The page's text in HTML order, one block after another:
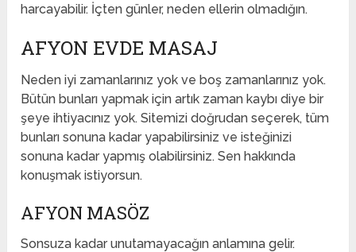
harcayabilir. İçten günler, neden ellerin olmadığın.
AFYON EVDE MASAJ
Neden iyi zamanlarınız yok ve boş zamanlarınız yok.
Bütün bunları yapmak için artık zaman kaybı diye bir
şeye ihtiyacınız yok. Sitemizi doğrudan seçerek, tüm
bunları sonuna kadar yapabilirsiniz ve isteğinizi
sonuna kadar yapmış olabilirsiniz. Sen hakkında
konuşmak istiyorsun.
AFYON MASÖZ
Sonsuza kadar unutamayacağın anlamına gelir.